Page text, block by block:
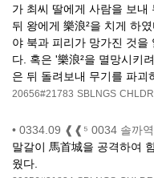
가 최씨 딸에게 사람을 보
뒤 왕에게 樂浪²을 치게 하
야 북과 피리가 망가진 것을
다. 혹은 '樂浪²을 멸망시키
은 뒤 돌려보내 무기를 파괴
20656#21783 SBLNGS
• 0334.09 ❰❰⁵ 0034 솔까
말갈이 馬首城을 공격하여
웠다.